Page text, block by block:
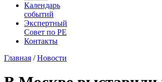
Календарь
событий
Экспертный
Совет по РЕ
Контакты
Главная /Новости